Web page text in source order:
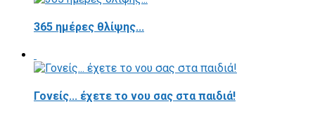
365 ημέρες θλίψης...
Γονείς... έχετε το νου σας στα παιδιά!